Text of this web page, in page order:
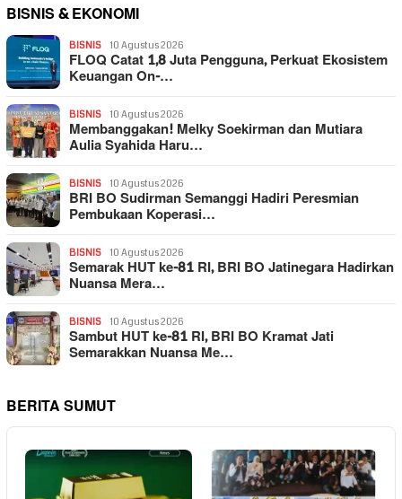
BISNIS & EKONOMI
BISNIS 10 Agustus 2026
FLOQ Catat 1,8 Juta Pengguna, Perkuat Ekosistem
Keuangan On-…
BISNIS 10 Agustus 2026
Membanggakan! Melky Soekirman dan Mutiara
Aulia Syahida Haru…
BISNIS 10 Agustus 2026
BRI BO Sudirman Semanggi Hadiri Peresmian
Pembukaan Koperasi…
BISNIS 10 Agustus 2026
Semarak HUT ke-81 RI, BRI BO Jatinegara Hadirkan
Nuansa Mera…
BISNIS 10 Agustus 2026
Sambut HUT ke-81 RI, BRI BO Kramat Jati
Semarakkan Nuansa Me…
BERITA SUMUT